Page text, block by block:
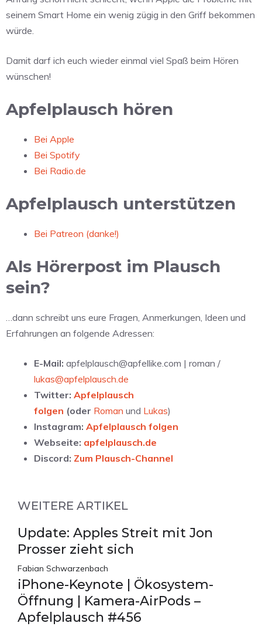
seinem Smart Home ein wenig zügig in den Griff bekommen
würde.
Damit darf ich euch wieder einmal viel Spaß beim Hören
wünschen!
Apfelplausch hören
Bei Apple
Bei Spotify
Bei Radio.de
Apfelplausch unterstützen
Bei Patreon (danke!)
Als Hörerpost im Plausch
sein?
…dann schreibt uns eure Fragen, Anmerkungen, Ideen und
Erfahrungen an folgende Adressen:
E-Mail: apfelplausch@apfellike.com | roman /
lukas@apfelplausch.de
Twitter: Apfelplausch
folgen (oder Roman und Lukas)
Instagram: Apfelplausch folgen
Webseite: apfelplausch.de
Discord: Zum Plausch-Channel
WEITERE ARTIKEL
Update: Apples Streit mit Jon
Prosser zieht sich
Fabian Schwarzenbach
iPhone-Keynote | Ökosystem-
Öffnung | Kamera-AirPods –
Apfelplausch #456